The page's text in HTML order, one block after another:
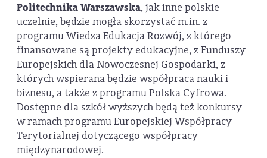
Politechnika Warszawska, jak inne polskie
uczelnie, będzie mogła skorzystać m.in. z
programu Wiedza Edukacja Rozwój, z którego
finansowane są projekty edukacyjne, z Funduszy
Europejskich dla Nowoczesnej Gospodarki, z
których wspierana będzie współpraca nauki i
biznesu, a także z programu Polska Cyfrowa.
Dostępne dla szkół wyższych będą też konkursy
w ramach programu Europejskiej Współpracy
Terytorialnej dotyczącego współpracy
międzynarodowej.